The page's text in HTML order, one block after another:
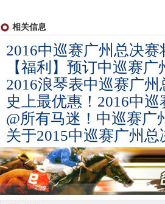
相关信息
2016中巡赛广州总决
【福利】预订中巡赛
2016浪琴表中巡赛广
史上最优惠！2016中
@所有马迷！中巡赛广
关于2015中巡赛广州